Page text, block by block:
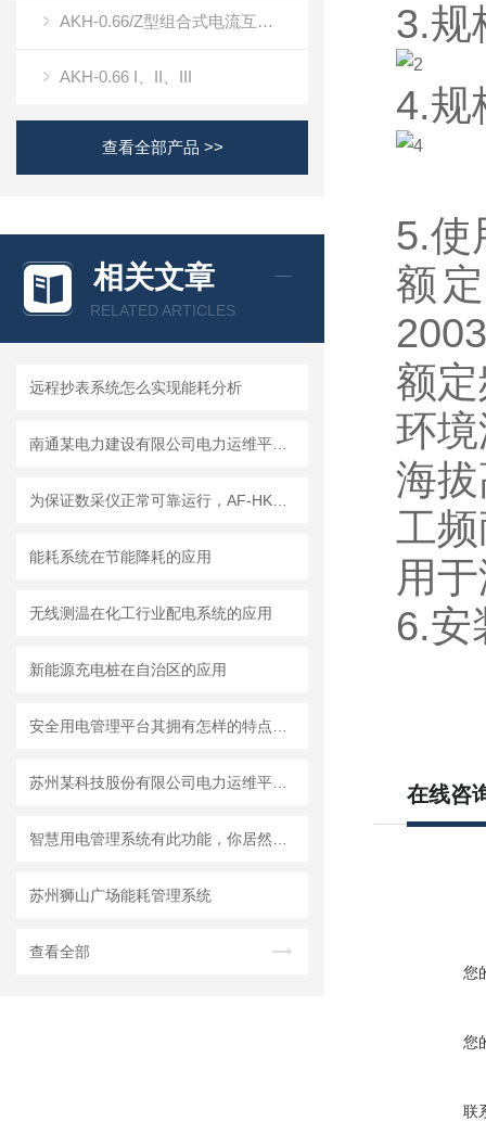
AKH-0.66/Z型组合式电流互感器
AKH-0.66 I、II、III
查看全部产品 >>
相关文章
RELATED ARTICLES
远程抄表系统怎么实现能耗分析
能耗系统在节能降耗的应用
无线测温在化工行业配电系统的应用
新能源充电桩在自治区的应用
苏州狮山广场能耗管理系统
查看全部
3.规
4.规
5.使
额
额
环
海
工
用
6.安
在线咨
您
您
联